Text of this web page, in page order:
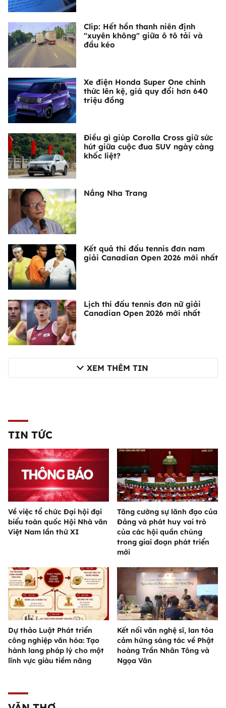
Clip: Hết hồn thanh niên định
"xuyên không" giữa ô tô tải và
đầu kéo
Xe điện Honda Super One chính
thức lên kệ, giá quy đổi hơn 640
triệu đồng
Điều gì giúp Corolla Cross giữ sức
hút giữa cuộc đua SUV ngày càng
khốc liệt?
Nắng Nha Trang
Kết quả thi đấu tennis đơn nam
giải Canadian Open 2026 mới nhất
Lịch thi đấu tennis đơn nữ giải
Canadian Open 2026 mới nhất
XEM THÊM TIN
TIN TỨC
Về việc tổ chức Đại hội đại
biểu toàn quốc Hội Nhà văn
Việt Nam lần thứ XI
Tăng cường sự lãnh đạo của
Đảng và phát huy vai trò
của các hội quần chúng
trong giai đoạn phát triển
mới
Dự thảo Luật Phát triển
công nghiệp văn hóa: Tạo
hành lang pháp lý cho một
lĩnh vực giàu tiềm năng
Kết nối văn nghệ sĩ, lan tỏa
cảm hứng sáng tác về Phật
hoàng Trần Nhân Tông và
Ngọa Vân